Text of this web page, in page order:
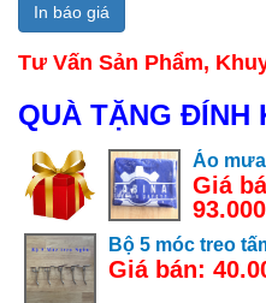
In báo giá
Tư Vấn Sản Phẩm,
QUÀ TẶNG ĐÍNH
Áo
Giá
Bộ 5 móc treo
Giá bán: